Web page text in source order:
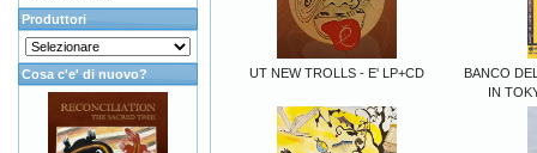
UT NEW TROLLS - E' LP+CD
BANCO
IN
Produttori
Cosa c'e' di nuovo?